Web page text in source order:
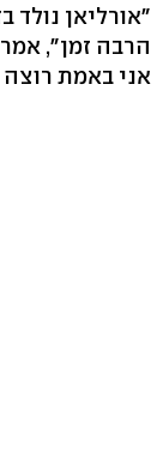
"אורליאן נולד
הרבה זמן",
אני באמת